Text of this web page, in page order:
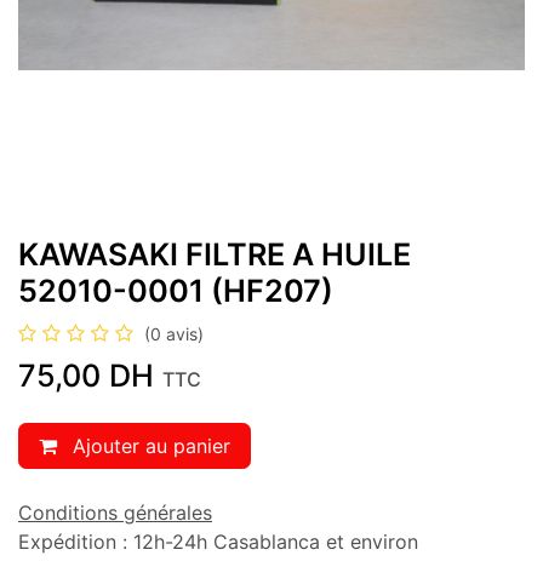
KAWASAKI FILTRE A HUILE
52010-0001 (HF207)
(0 avis)
75,00 DH TTC
Ajouter au panier
Conditions générales
Expédition : 12h-24h Casablanca et environ